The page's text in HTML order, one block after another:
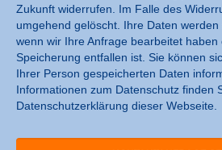
Zukunft widerrufen. Im Falle des
umgehend gelöscht. Ihre Daten werden
wenn wir Ihre Anfrage bearbeitet
Speicherung entfallen ist. Sie können
Ihrer Person gespeicherten Daten
Informationen zum Datenschutz finden
Datenschutzerklärung dieser Webseite.